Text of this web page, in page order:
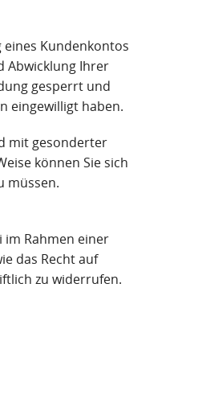
Kundenkontos
Abwicklung Ihrer
gesperrt und
eingewilligt haben.
mit gesonderter
können Sie sich
müssen.
im Rahmen einer
das Recht auf
zu widerrufen.